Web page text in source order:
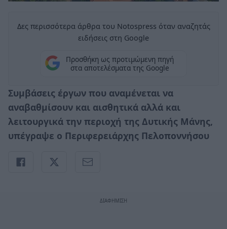
Δες περισσότερα άρθρα του Notospress όταν αναζητάς
ειδήσεις στη Google
Προσθήκη ως προτιμώμενη πηγή
στα αποτελέσματα της Google
Συμβάσεις έργων που αναμένεται να
αναβαθμίσουν και αισθητικά αλλά και
λειτουργικά την περιοχή της Δυτικής Μάνης,
υπέγραψε ο Περιφερειάρχης Πελοποννήσου